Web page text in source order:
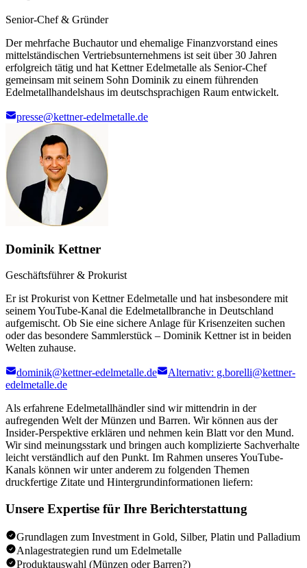
Senior-Chef & Gründer
Der mehrfache Buchautor und ehemalige Finanzvorstand eines
mittelständischen Vertriebsunternehmens ist seit über 30 Jahren
erfolgreich tätig und hat Kettner Edelmetalle als Senior-Chef
gemeinsam mit seinem Sohn Dominik zu einem führenden
Edelmetallhandelshaus im deutschsprachigen Raum entwickelt.
presse@kettner-edelmetalle.de
Dominik Kettner
Geschäftsführer & Prokurist
Er ist Prokurist von Kettner Edelmetalle und hat insbesondere mit
seinem YouTube-Kanal die Edelmetallbranche in Deutschland
aufgemischt. Ob Sie eine sichere Anlage für Krisenzeiten suchen
oder das besondere Sammlerstück – Dominik Kettner ist in beiden
Welten zuhause.
dominik@kettner-edelmetalle.de
Alternativ: g.borelli@kettner-
edelmetalle.de
Als erfahrene Edelmetallhändler sind wir mittendrin in der
aufregenden Welt der Münzen und Barren. Wir können aus der
Insider-Perspektive erklären und nehmen kein Blatt vor den Mund.
Wir sind meinungsstark und bringen auch komplizierte Sachverhalte
leicht verständlich auf den Punkt. Im Rahmen unseres YouTube-
Kanals können wir unter anderem zu folgenden Themen
druckfertige Zitate und Hintergrundinformationen liefern:
Unsere Expertise für Ihre Berichterstattung
Grundlagen zum Investment in Gold, Silber, Platin und Palladium
Anlagestrategien rund um Edelmetalle
Produktauswahl (Münzen oder Barren?)